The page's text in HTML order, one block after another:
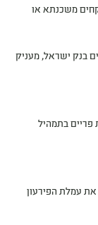
משכנתא או
בנק ישראל, מעניק
פריים בתמהיל
את עמלת הפירעון